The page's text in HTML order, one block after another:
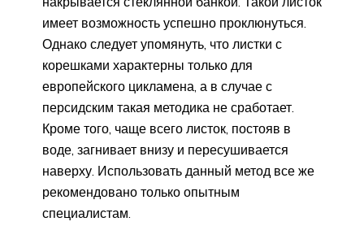
имеет возможность успешно проклюнуться.
Однако следует упомянуть, что листки с
корешками характерны только для
европейского цикламена, а в случае с
персидским такая методика не сработает.
Кроме того, чаще всего листок, постояв в
воде, загнивает внизу и пересушивается
наверху. Использовать данный метод все же
рекомендовано только опытным
специалистам.